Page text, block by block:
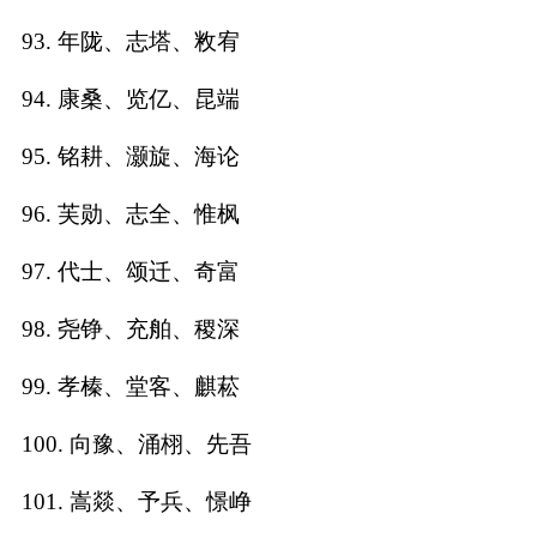
93. 年陇、志塔、敉宥
94. 康桑、览亿、昆端
95. 铭耕、灏旋、海论
96. 芙勋、志全、惟枫
97. 代士、颂迁、奇富
98. 尧铮、充舶、稷深
99. 孝榛、堂客、麒菘
100. 向豫、涌栩、先吾
101. 嵩燚、予兵、憬峥